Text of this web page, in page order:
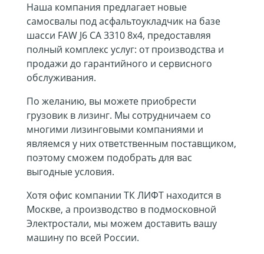
Наша компания предлагает новые
самосвалы под асфальтоукладчик на базе
шасси FAW J6 CA 3310 8х4, предоставляя
полный комплекс услуг: от производства и
продажи до гарантийного и сервисного
обслуживания.
По желанию, вы можете приобрести
грузовик в лизинг. Мы сотрудничаем со
многими лизинговыми компаниями и
являемся у них ответственным поставщиком,
поэтому сможем подобрать для вас
выгодные условия.
Хотя офис компании ТК ЛИФТ находится в
Москве, а производство в подмосковной
Электростали, мы можем доставить вашу
машину по всей России.